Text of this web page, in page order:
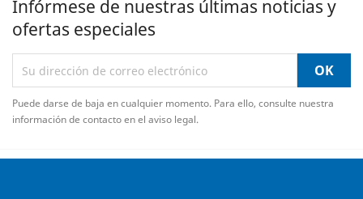
Infórmese de nuestras últimas noticias y
ofertas especiales
Puede darse de baja en cualquier momento. Para ello, consulte nuestra
información de contacto en el aviso legal.